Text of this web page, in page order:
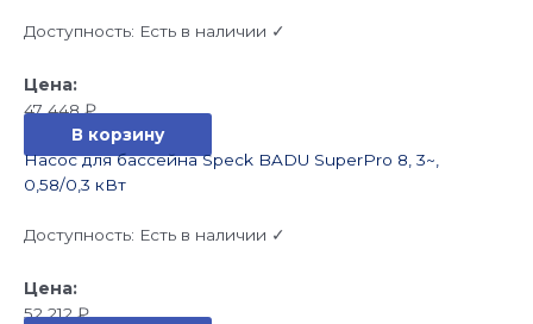
Доступность: Есть в наличии ✓
47 448₽
В корзину
Насос для бассейна Speck BADU SuperPro 8, 3~,
0,58/0,3 кВт
Доступность: Есть в наличии ✓
52 212₽